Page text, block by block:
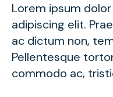
Lorem ipsum
adipiscing elit.
ac dictum non,
Pellentesque
commodo ac,